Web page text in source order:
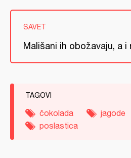
SAVET
Mališani ih obožavaju, a i
TAGOVI
čokolada
jagode
poslastica